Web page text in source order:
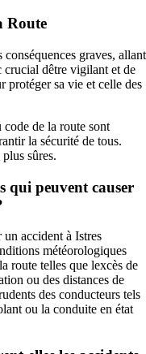
Route
graves, allant
crucial dêtre vigilant et de
protéger sa vie et celle des
de la route sont
la sécurité de tous.
sûres.
qui peuvent causer
accident à Istres
météorologiques
route telles que lexcès de
ou des distances de
des conducteurs tels
ou la conduite en état